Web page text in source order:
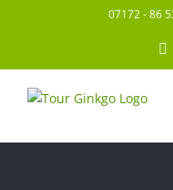
07172 - 86